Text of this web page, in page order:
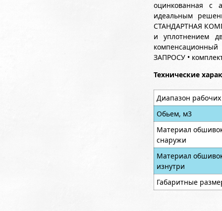
оцинкованная с
идеальным
СТАНДАРТНАЯ
и уплотнением
ЗАПРОСУ •
Технические
Диапазон
Обьем, м3
Материал
снаружи
Материал
изнутри
Габаритные